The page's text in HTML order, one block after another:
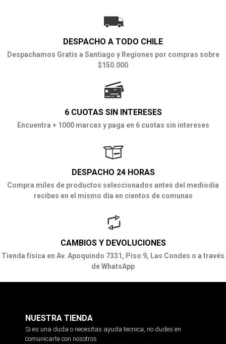
DESPACHO A TODO CHILE
Despachamos Gratis a Santiago y Regiones por compras sobre
$150.000
6 CUOTAS SIN INTERESES
Encuentra + 1000 marcas y paga en 6 cuotas sin intereses
DESPACHO 24 HORAS
Compra miles de productos seleccionados antes del mediodía
recibes en el mismo día en cientos de comunas
CAMBIOS Y DEVOLUCIONES
Tienda física en Av. Apoquindo 7331, Piso 9, Las Condes o a través
de WhatsApp
NUESTRA TIENDA
Si es una duda o necesitas ayuda tecnica, no dudes en
comunicarte con nosotros